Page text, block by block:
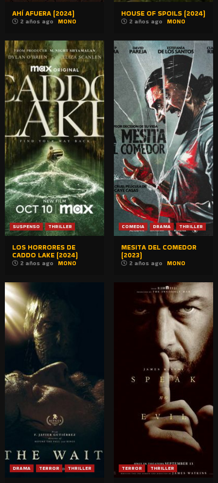
AHÍ AFUERA (2024)
2 años ago MONO
HOUSE OF SPOILS (2024)
2 años ago MONO
SUSPENSO THRILLER
LOS HORRORES DE
CADDO LAKE (2024)
2 años ago MONO
COMEDIA DRAMA THRILLER
MESITA DEL COMEDOR
(2023)
2 años ago MONO
DRAMA TERROR THRILLER TERROR THRILLER